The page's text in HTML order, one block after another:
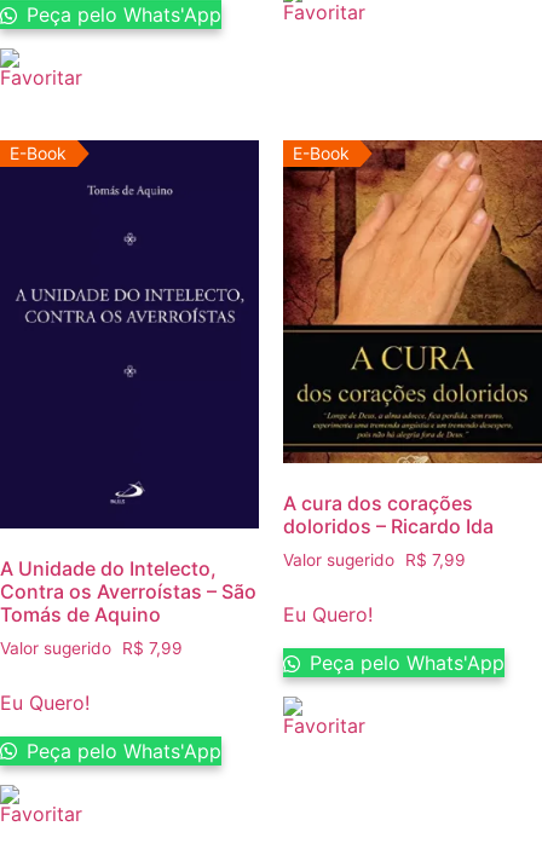
Peça pelo Whats'App
E-Book
A Unidade do Intelecto,
Contra os Averroístas – São
Tomás de Aquino
Valor sugerido R$ 7,99
Eu Quero!
Peça pelo Whats'App
E-Book
A cura dos corações
doloridos – Ricardo Ida
Valor sugerido R$ 7,99
Eu Quero!
Peça pelo Whats'App